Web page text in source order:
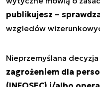
publikujesz –
wzgledów
Nieprzemyślana
zagrożeniem dla